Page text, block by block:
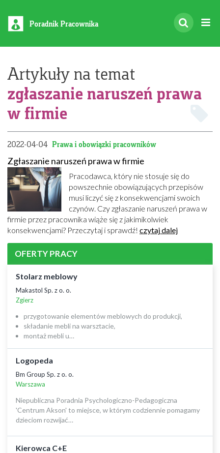
Poradnik Pracownika
Artykuły na temat
zgłaszanie naruszeń prawa
w firmie
2022-04-04 Prawa i obowiązki pracowników
Zgłaszanie naruszeń prawa w firmie
Pracodawca, który nie stosuje się do
powszechnie obowiązujących przepisów
musi liczyć się z konsekwencjami swoich
czynów. Czy zgłaszanie naruszeń prawa w
firmie przez pracownika wiąże się z jakimikolwiek
konsekwencjami? Przeczytaj i sprawdź! czytaj dalej
OFERTY PRACY
Stolarz meblowy
Makastol Sp. z o. o.
Zgierz
przygotowanie elementów meblowych do produkcji,
składanie mebli na warsztacie,
montaż mebli u…
Logopeda
Bm Group Sp. z o. o.
Warszawa
Niepubliczna Poradnia Psychologiczno-Pedagogiczna
'Centrum Akson' to miejsce, w którym codziennie pomagamy
dzieciom rozwijać…
Kierowca C+E